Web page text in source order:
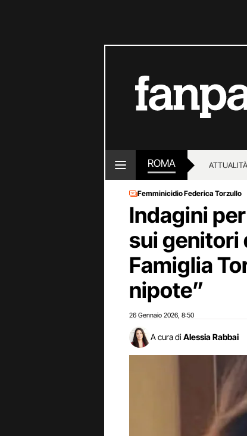
ROMA ATTUALITÀ
Femminicidio Federica Torzullo
Indagini
sui genitori
Famiglia
nipote”
26 Gennaio 2026 8:50
A cura di Alessia Rabbai